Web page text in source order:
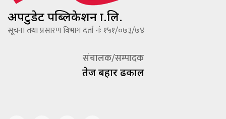
अपटुडेट पब्लिकेशन प्रा.लि.
सूचना तथा प्रसारण विभाग दर्ता नंः १५१/०७३/७४
संचालक/सम्पादक
तेज बहादूर ढकाल